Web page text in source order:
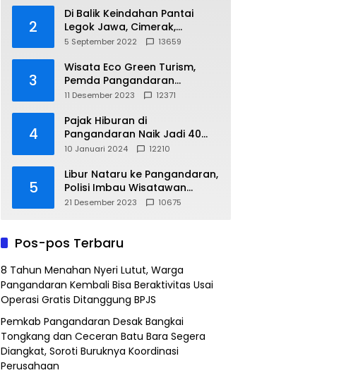
2
Di Balik Keindahan Pantai
Legok Jawa, Cimerak,
Pangandaran
5 September 2022 13659
3
Wisata Eco Green Turism,
Pemda Pangandaran
Gandeng PLN
11 Desember 2023 12371
4
Pajak Hiburan di
Pangandaran Naik Jadi 40
Persen
10 Januari 2024 12210
5
Libur Nataru ke Pangandaran,
Polisi Imbau Wisatawan
Gunakan Jalur Arteri
21 Desember 2023 10675
Pos-pos Terbaru
8 Tahun Menahan Nyeri Lutut, Warga
Pangandaran Kembali Bisa Beraktivitas Usai
Operasi Gratis Ditanggung BPJS
Pemkab Pangandaran Desak Bangkai
Tongkang dan Ceceran Batu Bara Segera
Diangkat, Soroti Buruknya Koordinasi
Perusahaan